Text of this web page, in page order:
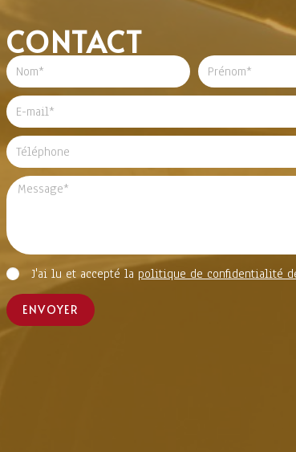
CONTACT
J'ai lu et accepté la politique de confidentialité
ENVOYER